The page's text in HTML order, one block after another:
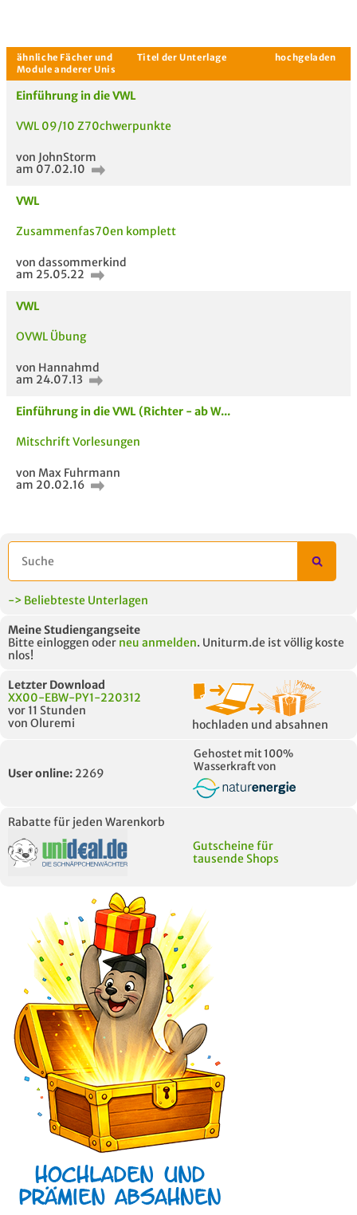
Aktuelle Gespräche
Neues Thema
Einführung in die VWL
VWL 09/10 Z70chwerpunkte
von JohnStorm
am 07.02.10
VWL
Zusammenfas70en komplett
von dassommerkind
am 25.05.22
VWL
OVWL Übung
von Hannahmd
am 24.07.13
Einführung in die VWL (Richter - ab W...
Mitschrift Vorlesungen
von Max Fuhrmann
am 20.02.16
-> Beliebteste Unterlagen
Meine Studiengangseite
Bitte einloggen oder neu anmelden. Uniturm.de ist völlig koste
nlos!
Letzter Download
XX00-EBW-PY1-220312
vor 11 Stunden
von Oluremi
hochladen und absahnen
User online: 2269
Gehostet mit 100%
Wasserkraft von
Rabatte für jeden Warenkorb
Gutscheine für
tausende Shops